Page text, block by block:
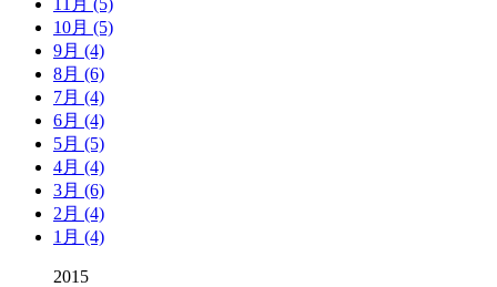
10月 (5)
9月 (4)
8月 (6)
7月 (4)
6月 (4)
5月 (5)
4月 (4)
3月 (6)
2月 (4)
1月 (4)
2015